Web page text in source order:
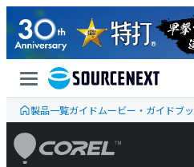
製品一覧ガイドムービー・ガイドブ